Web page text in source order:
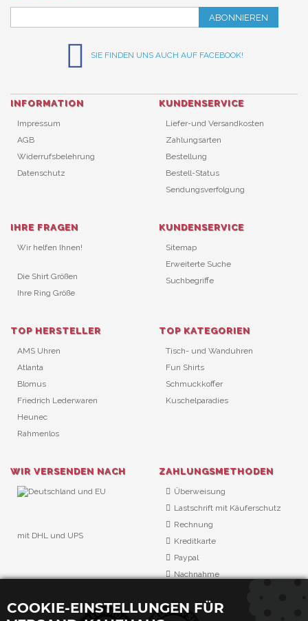
ABONNIEREN
SIE FINDEN UNS AUCH AUF FACEBOOK!
INFORMATION
Impressum
AGB
Widerrufsbelehrung
Datenschutz
KUNDENSERVICE
Liefer-und Versandkosten
Zahlungsarten
Bestellung
Bestell-Status
Sendungsverfolgung
IHRE FRAGEN
Wir helfen Ihnen!
Die Shirt Größen
Ihre Ring Größe
KUNDENSERVICE
Sitemap
Erweiterte Suche
Suchbegriffe
TOP HERSTELLER
AMS Uhren
Atlanta
Blomus
Friedrich Lederwaren
Heunec
Rahmenlos
TOP KATEGORIEN
Tisch- und Wanduhren
Fun Shirts
Schmuckkoffer
Kuschelparadies
WIR VERSENDEN NACH
mit DHL und UPS
ZAHLUNGSMETHODEN
Überweisung
Lastschrift mit Käuferschutz
Rechnung
Kreditkarte
Paypal
Nachnahme
COOKIE-EINSTELLUNGEN FÜR